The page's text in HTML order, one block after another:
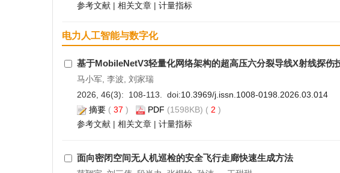
参考文献| 相关文章| 计量指标
电力人工智能与数字化
基于MobileNetV3轻量化网络架构的超高压六分裂导线X射线探伤
马小军, 李波, 刘家瑞
2026, 46(3): 108-113. doi:10.3969/j.issn.1008-0198.2026.03.014
摘要( 37 ) PDF (1598KB) ( 2 )
参考文献| 相关文章| 计量指标
面向密闭空间无人机巡检的安全飞行走廊快速生成方法